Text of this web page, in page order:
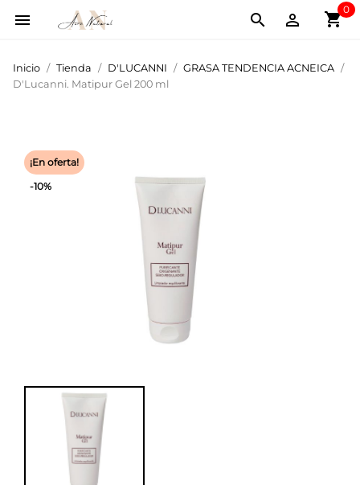
 shopping_cart
0


Inicio Tienda D'LUCANNI
GRASA TENDENCIA ACNEICA
D'Lucanni. Matipur Gel 200 ml
¡En oferta!
-10%